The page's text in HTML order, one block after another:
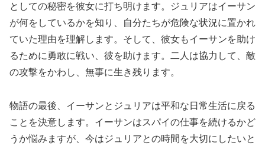
としての秘密を彼女に打ち明けます。ジュリアはイーサン
が何をしているかを知り、自分たちが危険な状況に置かれ
ていた理由を理解します。そして、彼女もイーサンを助け
るために勇敢に戦い、彼を助けます。二人は協力して、敵
の攻撃をかわし、無事に生き残ります。
物語の最後、イーサンとジュリアは平和な日常生活に戻る
ことを決意します。イーサンはスパイの仕事を続けるかど
うか悩みますが、今はジュリアとの時間を大切にしたいと